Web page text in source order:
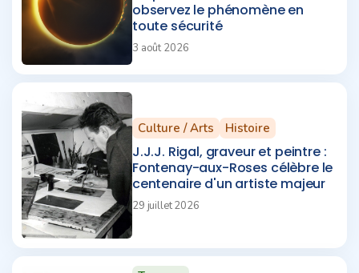
observez le phénomène en
toute sécurité
3 août 2026
Culture / Arts Histoire
J.J.J. Rigal, graveur et peintre :
Fontenay-aux-Roses célèbre le
centenaire d'un artiste majeur
29 juillet 2026